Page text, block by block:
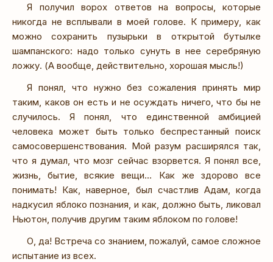
Я получил ворох ответов на вопросы, которые
никогда не всплывали в моей голове. К примеру, как
можно сохранить пузырьки в открытой бутылке
шампанского: надо только сунуть в нее серебряную
ложку. (А вообще, действительно, хорошая мысль!)
Я понял, что нужно без сожаления принять мир
таким, каков он есть и не осуждать ничего, что бы не
случилось. Я понял, что единственной амбицией
человека может быть только беспрестанный поиск
самосовершенствования. Мой разум расширялся так,
что я думал, что мозг сейчас взорвется. Я понял все,
жизнь, бытие, всякие вещи… Как же здорово все
понимать! Как, наверное, был счастлив Адам, когда
надкусил яблоко познания, и как, должно быть, ликовал
Ньютон, получив другим таким яблоком по голове!
О, да! Встреча со знанием, пожалуй, самое сложное
испытание из всех.